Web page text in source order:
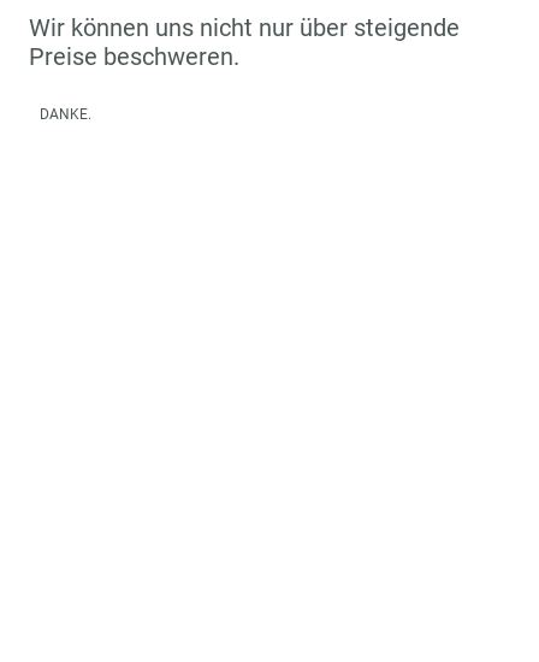
Wir können uns nicht nur über steigende
Preise beschweren.
DANKE.